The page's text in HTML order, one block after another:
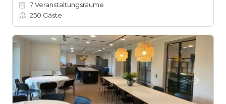
7Veranstaltungsräume
250 Gäste